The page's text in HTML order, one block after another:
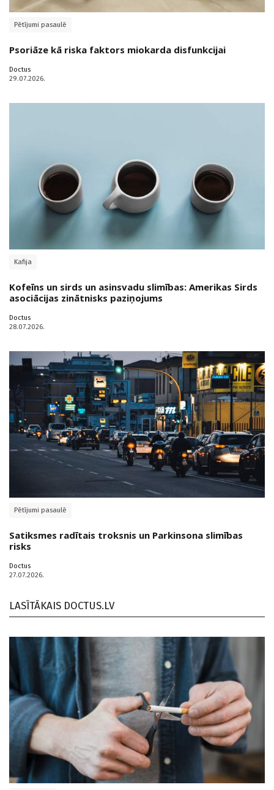
Pētījumi pasaulē
Psoriāze kā riska faktors miokarda disfunkcijai
Doctus
29.07.2026.
Kafija
Kofeīns un sirds un asinsvadu slimības: Amerikas Sirds
asociācijas zinātnisks paziņojums
Doctus
28.07.2026.
Pētījumi pasaulē
Satiksmes radītais troksnis un Parkinsona slimības
risks
Doctus
27.07.2026.
LASĪTĀKAIS DOCTUS.LV